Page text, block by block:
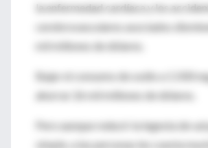
la enfermedad cardíaca y los
cerebrovasculares asociados
mil millones de dólares.
Bajar el consumo de sodio a 1.500
ahorrar 26 mil millones de dólares.
Pero aunque reducir la ingesta de sal
simple, a las personas les cuesta